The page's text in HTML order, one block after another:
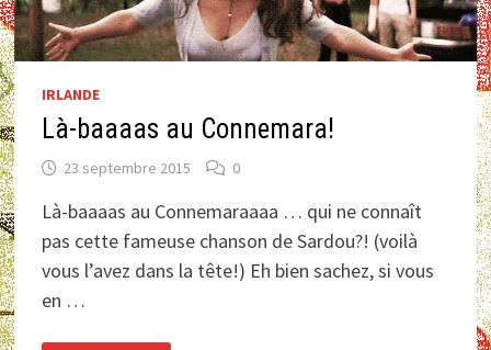
IRLANDE
Là-baaaas au Connemara!
23 septembre 2015 0
Là-baaaas au Connemaraaaa … qui ne connaît
pas cette fameuse chanson de Sardou?! (voilà
vous l’avez dans la tête!) Eh bien sachez, si vous
en …